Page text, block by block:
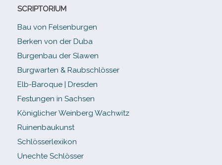
SCRIPTORIUM
Bau von Felsenburgen
Berken von der Duba
Burgenbau der Slawen
Burgwarten & Raubschlösser
Elb-​Baroque | Dresden
Festungen in Sachsen
Königlicher Weinberg Wachwitz
Ruinenbaukunst
Schlösserlexikon
Unechte Schlösser